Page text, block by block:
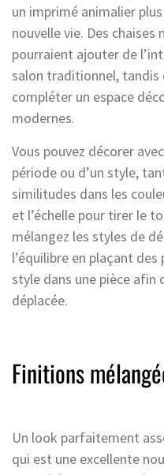
un imprimé animalier
nouvelle vie. Des
pourraient ajouter de
salon traditionnel, tandis
compléter un espace
modernes.
Vous pouvez décorer
période ou d’un style,
similitudes dans les
et l’échelle pour tirer le
mélangez les styles de
l’équilibre en plaçant
style dans une pièce afin
déplacée.
Finitions
Un look parfaitement
qui est une excellente